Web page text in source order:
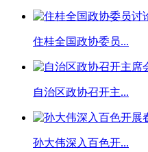
住桂全国政协委员...
自治区政协召开主...
孙大伟深入百色开...